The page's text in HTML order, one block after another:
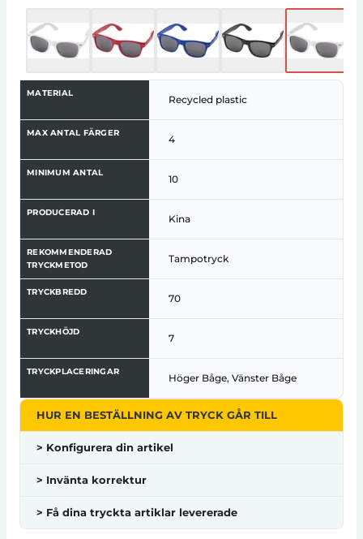
MATERIAL
Recycled plastic
MAX ANTAL FÄRGER
4
MINIMUM ANTAL
10
PRODUCERAD I
Kina
REKOMMENDERAD
TRYCKMETOD
Tampotryck
TRYCKBREDD
70
TRYCKHÖJD
7
TRYCKPLACERINGAR
Höger Båge, Vänster Båge
HUR EN BESTÄLLNING AV TRYCK GÅR TILL
> Konfigurera din artikel
> Invänta korrektur
> Få dina tryckta artiklar levererade